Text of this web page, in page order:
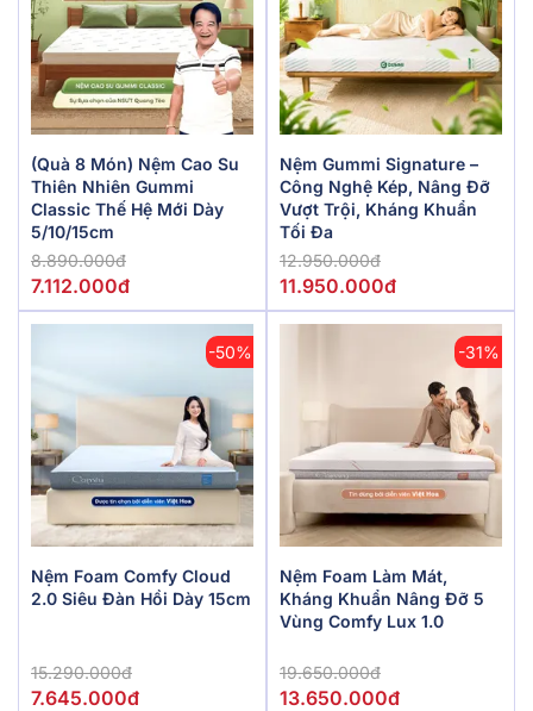
(Quà 8 Món) Nệm Cao Su
Thiên Nhiên Gummi
Classic Thế Hệ Mới Dày
5/10/15cm
8.890.000đ
7.112.000đ
Nệm Gummi Signature –
Công Nghệ Kép, Nâng Đỡ
Vượt Trội, Kháng Khuẩn
Tối Đa
12.950.000đ
11.950.000đ
-50%
Nệm Foam Comfy Cloud
2.0 Siêu Đàn Hồi Dày 15cm
15.290.000đ
7.645.000đ
-31%
Nệm Foam Làm Mát,
Kháng Khuẩn Nâng Đỡ 5
Vùng Comfy Lux 1.0
19.650.000đ
13.650.000đ